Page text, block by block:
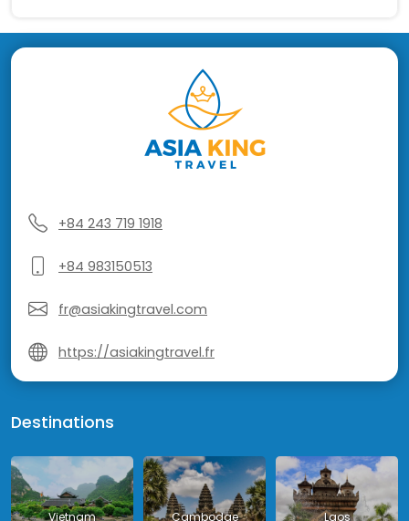
+84 243 719 1918
+84 983150513
fr@asiakingtravel.com
https://asiakingtravel.fr
Destinations
Vietnam Cambodge Laos